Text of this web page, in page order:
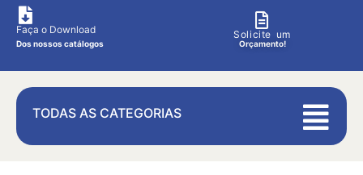
Faça o Download
Dos nossos catálogos
Solicite um
Orçamento!
TODAS AS CATEGORIAS